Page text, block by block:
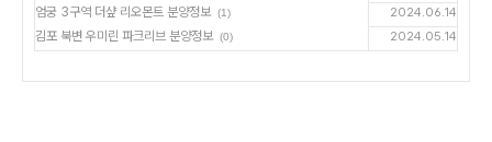
엄궁 3구역 더샾 리오몬트 분양정보 (1) 2024.06.14
김포 북변 우미린 파크리브 분양정보 (0) 2024.05.14